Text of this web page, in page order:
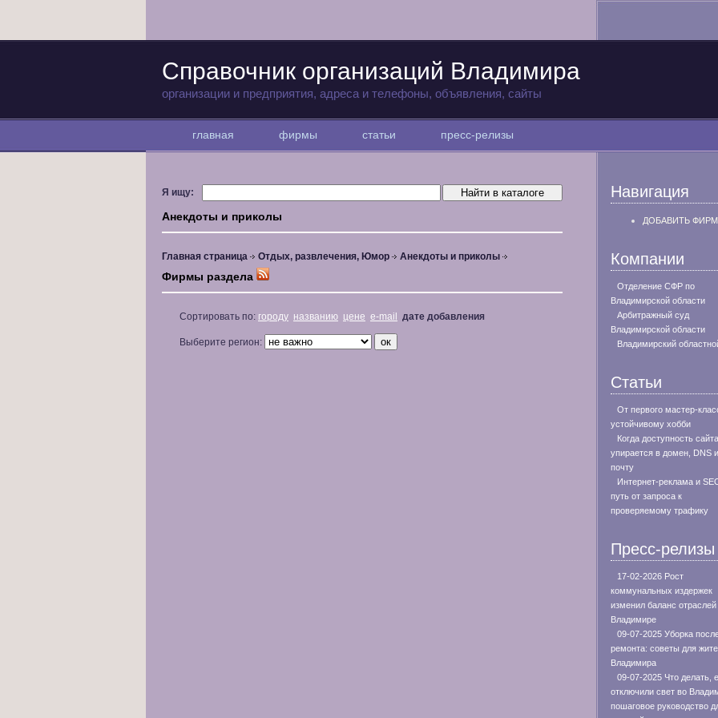
Справочник организаций Владимира
организации и предприятия, адреса и телефоны, объявления, сайты
главная фирмы статьи пресс-релизы
Я ищу:
Анекдоты и приколы
Главная страница Отдых, развлечения, Юмор Анекдоты и приколы
Фирмы раздела
Сортировать по: городу названию цене e-mail дате добавления
Выберите регион:
Навигация
ДОБАВИТЬ
Компании
Отделение СФР по
Владимирской области
Арбитражный суд
Владимирской области
Владимирский
Статьи
От первого мастер-
устойчивому хобби
Когда доступность сайта
упирается в домен, DNS и
почту
Интернет-реклама и
путь от запроса к
проверяемому трафику
Пресс-релизы
17-02-2026 Рост
коммунальных издержек
изменил баланс отраслей
Владимире
09-07-2025 Уборка
ремонта: советы для
Владимира
09-07-2025 Что делать,
отключили свет во
пошаговое руководство